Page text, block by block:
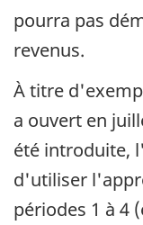
pourra pas
revenus.
À titre
a ouvert en
été introduite,
d'utiliser
périodes 1 à 4